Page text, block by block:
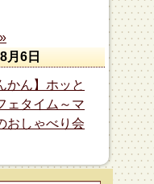
8月6日
かん】ホッと
ェタイム～マ
おしゃべり会